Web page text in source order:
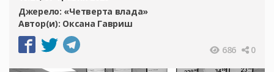
Джерело: «Четверта влада»
Автор(и): Оксана Гавриш
686 0